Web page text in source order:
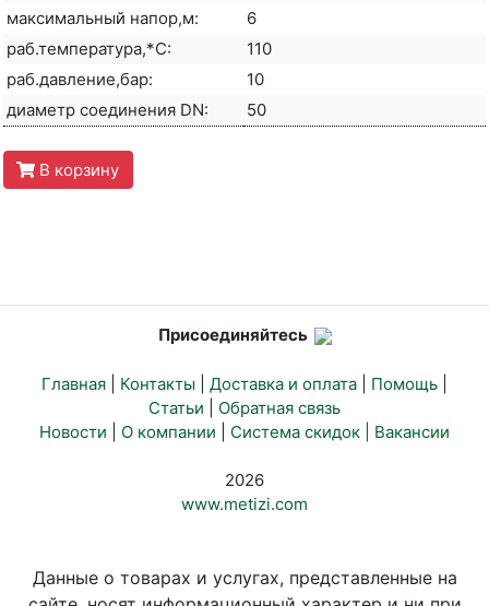
максимальный напор,м:
6
раб.температура,*С:
110
раб.давление,бар:
10
диаметр соединения DN:
50
В корзину
Присоединяйтесь
Главная Контакты Доставка и оплата Помощь
Статьи
Обратная связь
Новости
О компании Система скидок | Вакансии
2026
www.metizi.com
Данные о товарах и услугах, представленные на